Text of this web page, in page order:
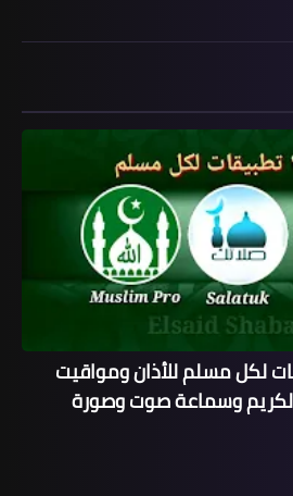
٣ تطبيقات لكل مسلم للأذان ومواقيت
الكريم وسماعة صوت وصورة